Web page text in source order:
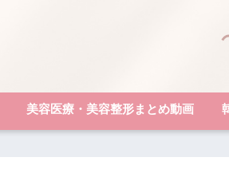
美容医療・美容整形まとめ動画